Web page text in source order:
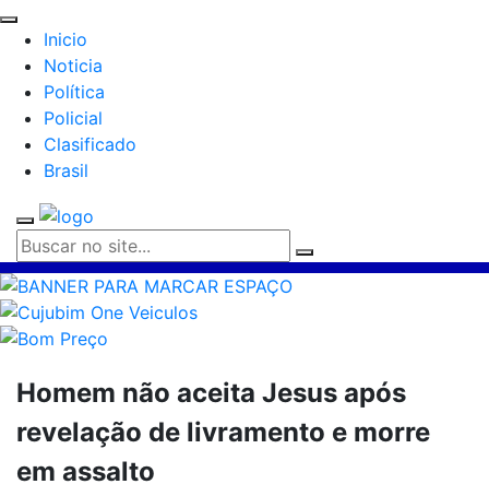
Inicio
Noticia
Política
Policial
Clasificado
Brasil
Homem não aceita Jesus após
revelação de livramento e morre
em assalto